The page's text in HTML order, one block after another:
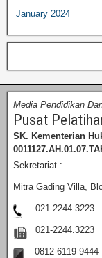
January 2024
Media Pendidikan
Pusat
SK. Kementerian
Sekretariat :
Mitra Gading Villa,
021-2244.3223
021-2244.3223
0812-6119-9444